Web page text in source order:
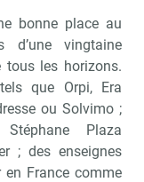
bonne place au
d’une vingtaine
tous les horizons.
que Orpi, Era
ou Solvimo ;
Plaza
; des enseignes
en France comme